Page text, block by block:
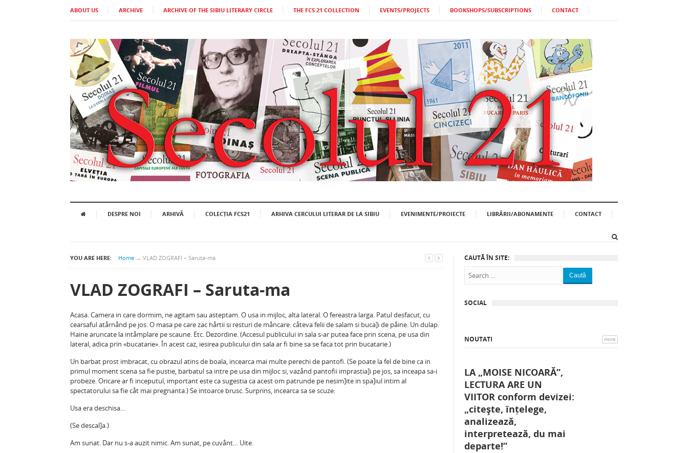
ABOUT US ARCHIVE ARCHIVE OF THE SIBIU LITERARY CIRCLE THE FCS 21 COLLECTION EVENTS/PROJECTS BOOKSHOPS/SUBSCRIPTIONS CONTACT
DESPRE NOI ARHIVĂ COLECȚIA FCS21 ARHIVA CERCULUI LITERAR DE LA SIBIU EVENIMENTE/PROIECTE LIBRĂRII/ABONAMENTE CONTACT
YOU ARE HERE: Home → VLAD ZOGRAFI – Saruta-ma
VLAD ZOGRAFI – Saruta-ma
Acasa. Camera in care dormim, ne agitam sau asteptam. O usa in mijloc, alta lateral. O fereastra larga. Patul desfacut, cu
cearsaful atårnånd pe jos. O masa pe care zac hårtii si resturi de måncare: cåteva felii de salam si buca]i de påine. Un dulap.
Haine aruncate la intåmplare pe scaune. Etc. Dezordine. (Accesul publicului in sala s-ar putea face prin scena, pe usa din
lateral, adica prin «bucatarie». În acest caz, iesirea publicului din sala ar fi bine sa se faca tot prin bucatarie.)
Un barbat prost imbracat, cu obrazul atins de boala, incearca mai multe perechi de pantofi. (Se poate la fel de bine ca in
primul moment scena sa fie pustie, barbatul sa intre pe usa din mijloc si, vazånd pantofii imprastia]i pe jos, sa inceapa sa-i
probeze. Oricare ar fi inceputul, important este ca sugestia ca acest om patrunde pe nesim]ite in spa]iul intim al
spectatorului sa fie cåt mai pregnanta.) Se intoarce brusc. Surprins, incearca sa se scuze:
Usa era deschisa…
(Se descal]a.)
Am sunat. Dar nu s-a auzit nimic. Am sunat, pe cuvånt… Uite.
CAUTĂ ÎN SITE:
Caută
SOCIAL
NOUTATI more
LA „MOISE NICOARĂ”,
LECTURA ARE UN
VIITOR conform devizei:
„citește, înțelege,
analizează,
interpretează, du mai
departe!”